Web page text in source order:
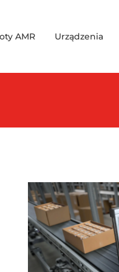
AMR Urządzenia